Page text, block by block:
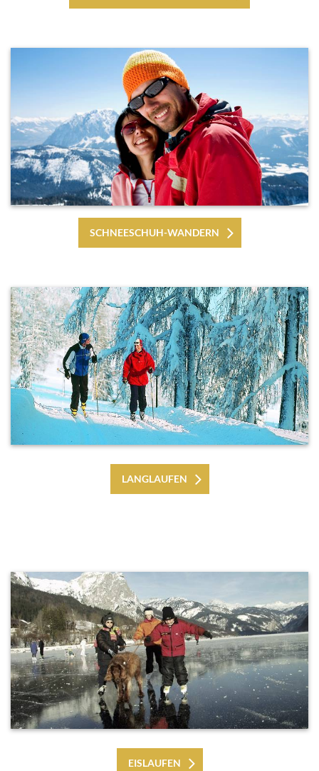
SCHNEESCHUH-WANDERN
LANGLAUFEN
EISLAUFEN